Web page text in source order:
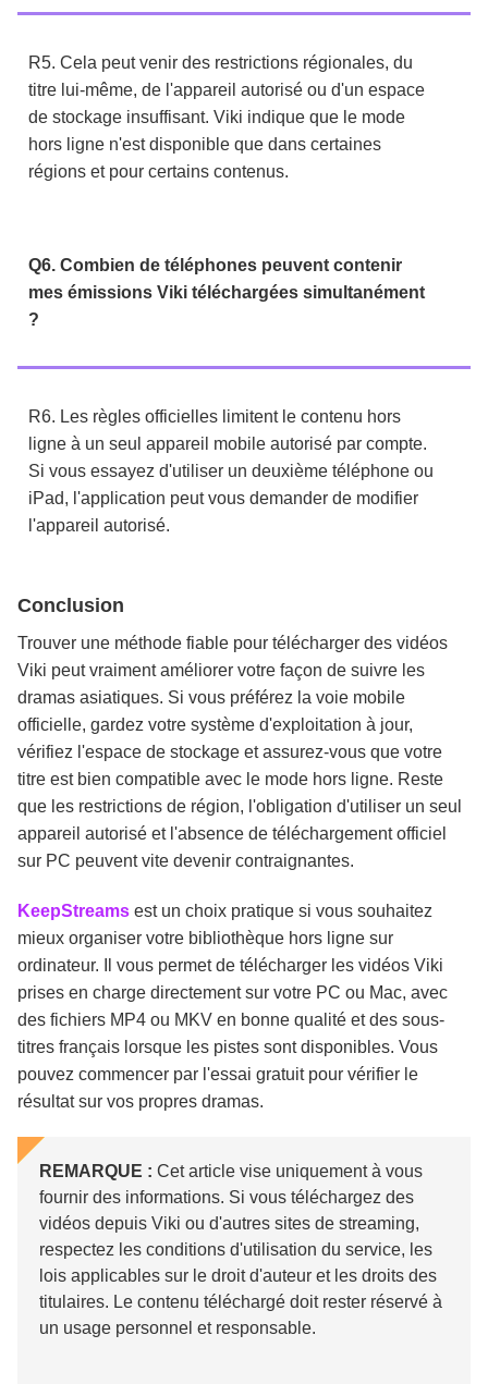
R5. Cela peut venir des restrictions régionales, du
titre lui-même, de l'appareil autorisé ou d'un espace
de stockage insuffisant. Viki indique que le mode
hors ligne n'est disponible que dans certaines
régions et pour certains contenus.
Q6. Combien de téléphones peuvent contenir
mes émissions Viki téléchargées simultanément
?
R6. Les règles officielles limitent le contenu hors
ligne à un seul appareil mobile autorisé par compte.
Si vous essayez d'utiliser un deuxième téléphone ou
iPad, l'application peut vous demander de modifier
l'appareil autorisé.
Conclusion
Trouver une méthode fiable pour télécharger des vidéos
Viki peut vraiment améliorer votre façon de suivre les
dramas asiatiques. Si vous préférez la voie mobile
officielle, gardez votre système d'exploitation à jour,
vérifiez l'espace de stockage et assurez-vous que votre
titre est bien compatible avec le mode hors ligne. Reste
que les restrictions de région, l'obligation d'utiliser un seul
appareil autorisé et l'absence de téléchargement officiel
sur PC peuvent vite devenir contraignantes.
KeepStreams est un choix pratique si vous souhaitez
mieux organiser votre bibliothèque hors ligne sur
ordinateur. Il vous permet de télécharger les vidéos Viki
prises en charge directement sur votre PC ou Mac, avec
des fichiers MP4 ou MKV en bonne qualité et des sous-
titres français lorsque les pistes sont disponibles. Vous
pouvez commencer par l'essai gratuit pour vérifier le
résultat sur vos propres dramas.
REMARQUE : Cet article vise uniquement à vous
fournir des informations. Si vous téléchargez des
vidéos depuis Viki ou d'autres sites de streaming,
respectez les conditions d'utilisation du service, les
lois applicables sur le droit d'auteur et les droits des
titulaires. Le contenu téléchargé doit rester réservé à
un usage personnel et responsable.